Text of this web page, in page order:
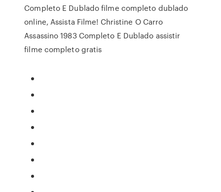
Completo E Dublado filme completo dublado
online, Assista Filme! Christine O Carro
Assassino 1983 Completo E Dublado assistir
filme completo gratis